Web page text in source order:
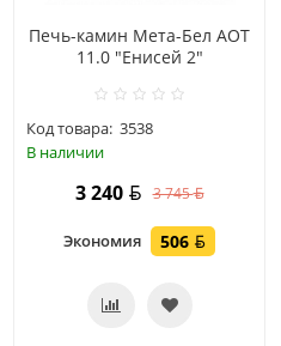
Печь-камин Мета-Бел АОТ
11.0 "Енисей 2"
Код товара: 3538
В наличии
3 240 3 745
Экономия 506